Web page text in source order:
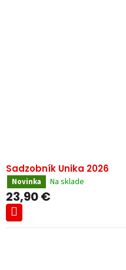
Sadzobník Unika 2026
Novinka Na sklade
23,90 €